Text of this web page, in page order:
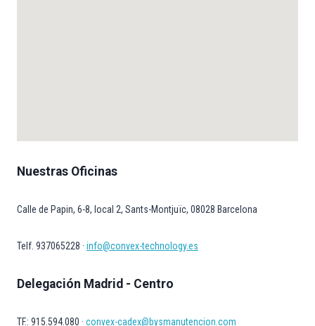
Nuestras Oficinas
Calle de Papin, 6-8, local 2, Sants-Montjuïc, 08028 Barcelona
Telf. 937065228 · info@convex-technology.es
Delegación Madrid - Centro
TF.: 915.594.080 · convex-cadex@bysmanutencion.com